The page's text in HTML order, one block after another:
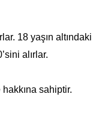
18 yaşın altındaki
alırlar.
sahiptir.